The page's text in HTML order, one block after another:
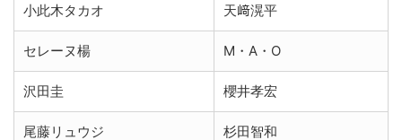
小此木タカオ 天﨑滉平
セレーヌ楊 M・A・O
沢田圭 櫻井孝宏
尾藤リュウジ 杉田智和